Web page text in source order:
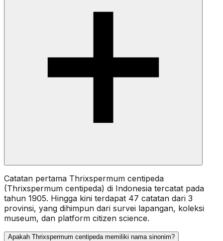
Catatan pertama Thrixspermum centipeda
(Thrixspermum centipeda) di Indonesia tercatat pada
tahun 1905. Hingga kini terdapat 47 catatan dari 3
provinsi, yang dihimpun dari survei lapangan, koleksi
museum, dan platform citizen science.
Apakah Thrixspermum centipeda memiliki nama sinonim?